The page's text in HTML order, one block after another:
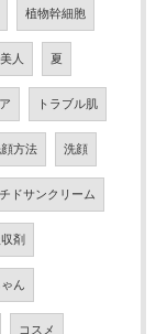
植物幹細胞
人 夏
トラブル肌
方法 洗顔
ドサンクリーム
剤
ん
コスメ